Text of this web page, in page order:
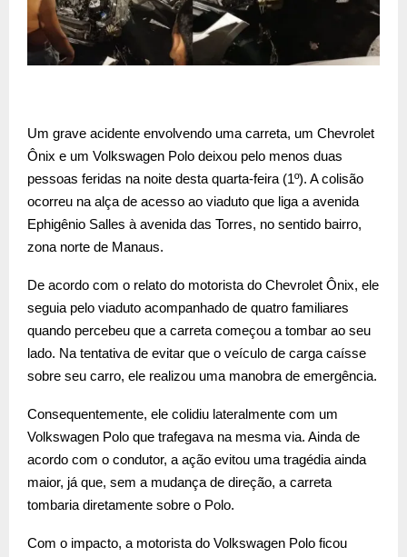
Um grave acidente envolvendo uma carreta, um Chevrolet
Ônix e um Volkswagen Polo deixou pelo menos duas
pessoas feridas na noite desta quarta-feira (1º). A colisão
ocorreu na alça de acesso ao viaduto que liga a avenida
Ephigênio Salles à avenida das Torres, no sentido bairro,
zona norte de Manaus.
De acordo com o relato do motorista do Chevrolet Ônix, ele
seguia pelo viaduto acompanhado de quatro familiares
quando percebeu que a carreta começou a tombar ao seu
lado. Na tentativa de evitar que o veículo de carga caísse
sobre seu carro, ele realizou uma manobra de emergência.
Consequentemente, ele colidiu lateralmente com um
Volkswagen Polo que trafegava na mesma via. Ainda de
acordo com o condutor, a ação evitou uma tragédia ainda
maior, já que, sem a mudança de direção, a carreta
tombaria diretamente sobre o Polo.
Com o impacto, a motorista do Volkswagen Polo ficou